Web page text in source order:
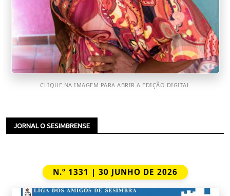
CLIQUE NA IMAGEM PARA ABRIR A EDIÇÃO DIGITAL
JORNAL O SESIMBRENSE
N.º 1331 | 30 JUNHO DE 2026